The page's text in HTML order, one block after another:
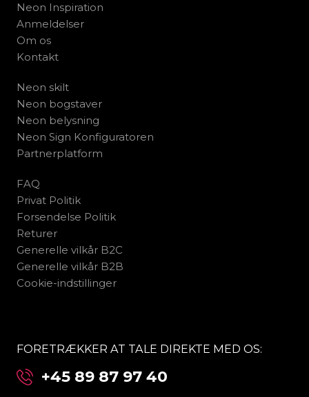
Neon Inspiration
Anmeldelser
Om os
Kontakt
Neon skilt
Neon bogstaver
Neon belysning
Neon Sign Konfiguratoren
Partnerplatform
FAQ
Privat Politik
Forsendelse Politik
Returer
Generelle vilkår B2C
Generelle vilkår B2B
Cookie-indstillinger
FORETRÆKKER AT TALE DIREKTE MED OS:
+45 89 87 97 40